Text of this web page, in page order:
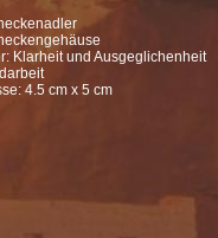
Klarheit und Ausgeglichenheit
4.5 cm x 5 cm